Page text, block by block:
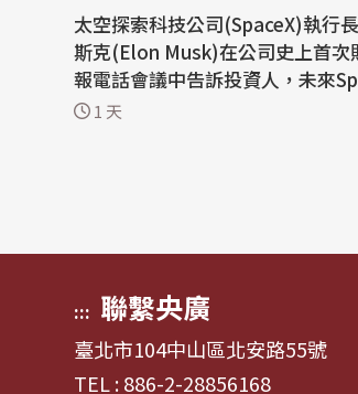
太空探索科技公司(SpaceX)執行
斯克(Elon Musk)在公司史上首次
報電話會議中告訴投資人，未來
eX將完全以輝達(Nvidia)的系統建構
1 天
::: 聯繫央廣
臺北市104中山區北安路55號
TEL : 886-2-28856168